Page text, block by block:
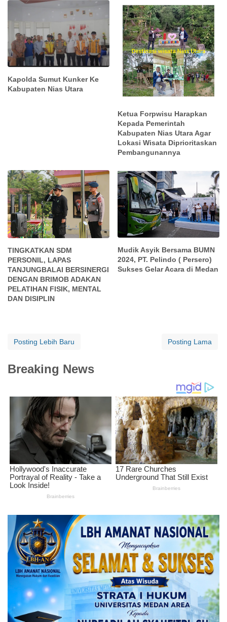
Kapolda Sumut Kunker Ke
Kabupaten Nias Utara
Ketua Forpwisu Harapkan
Kepada Pemerintah
Kabupaten Nias Utara Agar
Lokasi Wisata Diprioritaskan
Pembangunannya
TINGKATKAN SDM
PERSONIL, LAPAS
TANJUNGBALAI BERSINERGI
DENGAN BRIMOB ADAKAN
PELATIHAN FISIK, MENTAL
DAN DISIPLIN
Mudik Asyik Bersama BUMN
2024, PT. Pelindo ( Persero)
Sukses Gelar Acara di Medan
Posting Lebih Baru Posting Lama
Breaking News